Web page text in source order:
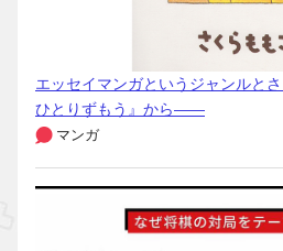
エッセイマンガというジャンルと
ひとりずもう』から――
マンガ